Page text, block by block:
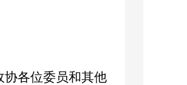
各位委员和其他